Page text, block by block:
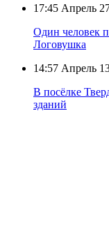
17:45 Апрель
Один человек
Логовушка
14:57 Апрель
В посёлке
зданий